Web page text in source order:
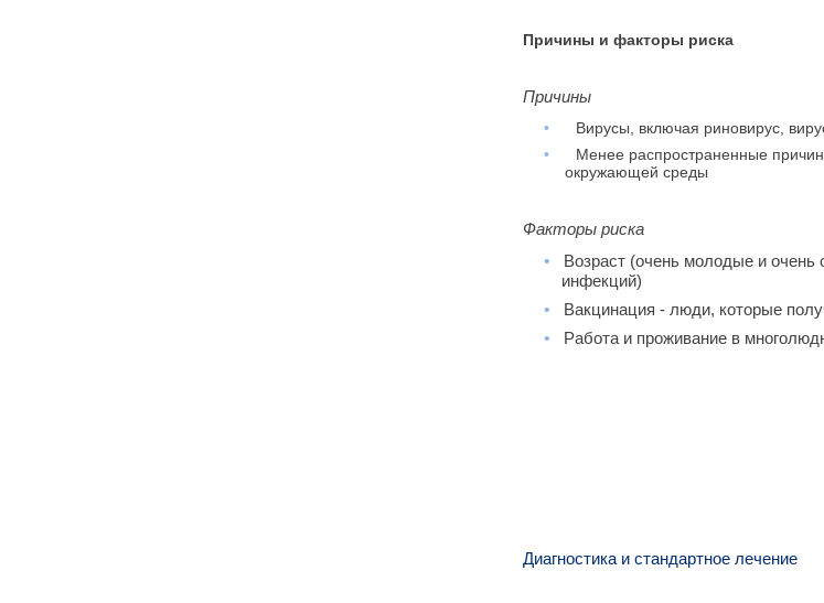
Причины и факторы риска
Причины
•
Вирусы, включая риновирус,
•
Менее распространенные
окружающей среды
Факторы риска
•
Возраст (очень молодые и
инфекций)
•
Вакцинация - люди, которые
•
Работа и проживание в
Диагностика и стандартное лечение